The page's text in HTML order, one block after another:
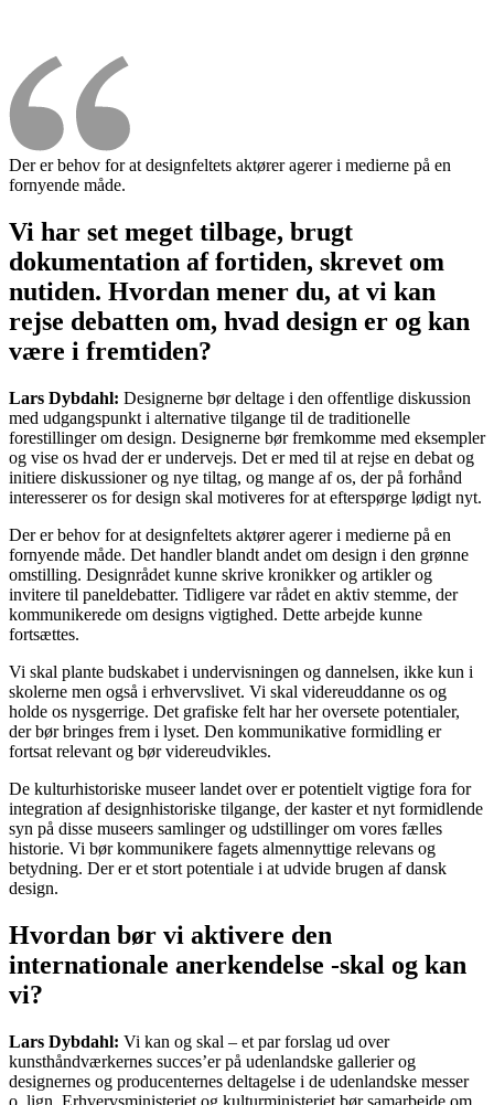
Der er behov for at designfeltets aktører agerer i medierne på en
fornyende måde.
Vi har set meget tilbage, brugt
dokumentation af fortiden, skrevet om
nutiden. Hvordan mener du, at vi kan
rejse debatten om, hvad design er og kan
være i fremtiden?
Lars Dybdahl: Designerne bør deltage i den offentlige diskussion
med udgangspunkt i alternative tilgange til de traditionelle
forestillinger om design. Designerne bør fremkomme med eksempler
og vise os hvad der er undervejs. Det er med til at rejse en debat og
initiere diskussioner og nye tiltag, og mange af os, der på forhånd
interesserer os for design skal motiveres for at efterspørge lødigt nyt.
Der er behov for at designfeltets aktører agerer i medierne på en
fornyende måde. Det handler blandt andet om design i den grønne
omstilling. Designrådet kunne skrive kronikker og artikler og
invitere til paneldebatter. Tidligere var rådet en aktiv stemme, der
kommunikerede om designs vigtighed. Dette arbejde kunne
fortsættes.
Vi skal plante budskabet i undervisningen og dannelsen, ikke kun i
skolerne men også i erhvervslivet. Vi skal videreuddanne os og
holde os nysgerrige. Det grafiske felt har her oversete potentialer,
der bør bringes frem i lyset. Den kommunikative formidling er
fortsat relevant og bør videreudvikles.
De kulturhistoriske museer landet over er potentielt vigtige fora for
integration af designhistoriske tilgange, der kaster et nyt formidlende
syn på disse museers samlinger og udstillinger om vores fælles
historie. Vi bør kommunikere fagets almennyttige relevans og
betydning. Der er et stort potentiale i at udvide brugen af dansk
design.
Hvordan bør vi aktivere den
internationale anerkendelse -skal og kan
vi?
Lars Dybdahl: Vi kan og skal – et par forslag ud over
kunsthåndværkernes succes’er på udenlandske gallerier og
designernes og producenternes deltagelse i de udenlandske messer
o. lign. Erhvervsministeriet og kulturministeriet bør samarbejde om